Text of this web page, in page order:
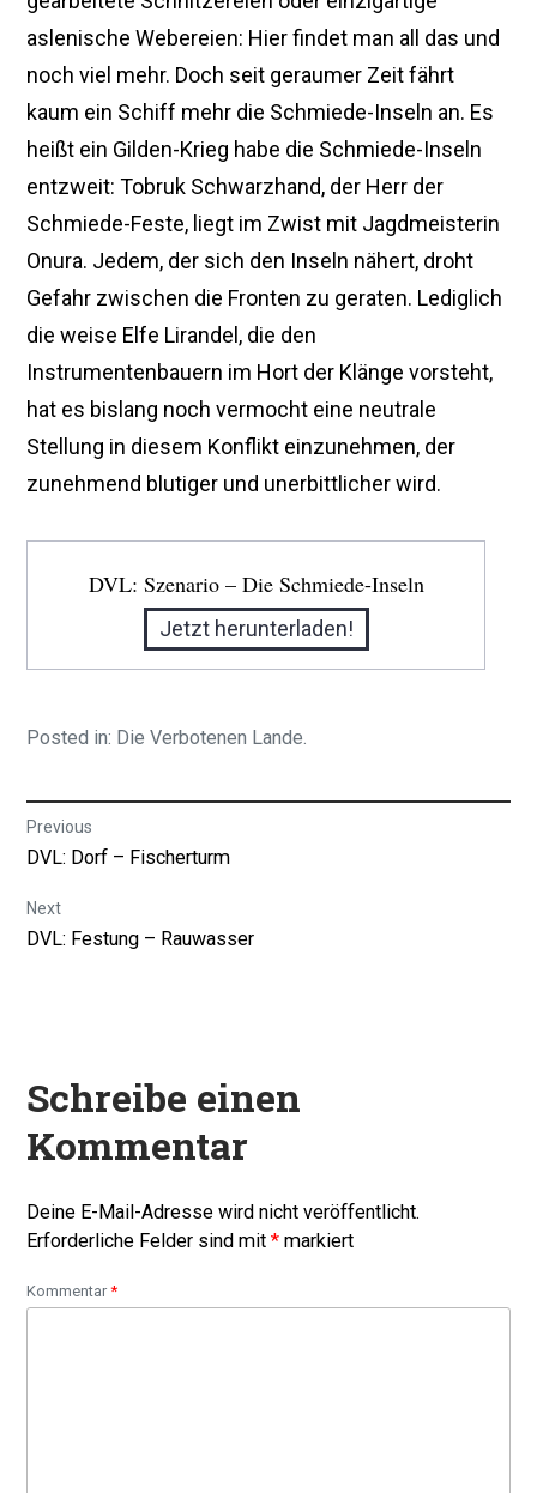
aslenische Webereien: Hier findet man all das und
noch viel mehr. Doch seit geraumer Zeit fährt
kaum ein Schiff mehr die Schmiede-Inseln an. Es
heißt ein Gilden-Krieg habe die Schmiede-Inseln
entzweit: Tobruk Schwarzhand, der Herr der
Schmiede-Feste, liegt im Zwist mit Jagdmeisterin
Onura. Jedem, der sich den Inseln nähert, droht
Gefahr zwischen die Fronten zu geraten. Lediglich
die weise Elfe Lirandel, die den
Instrumentenbauern im Hort der Klänge vorsteht,
hat es bislang noch vermocht eine neutrale
Stellung in diesem Konflikt einzunehmen, der
zunehmend blutiger und unerbittlicher wird.
DVL: Szenario – Die Schmiede-Inseln
Jetzt herunterladen!
Posted in: Die Verbotenen Lande.
Beitrags-
Navigation
Previous
Previous
DVL: Dorf – Fischerturm
Next
Next
DVL: Festung – Rauwasser
Schreibe einen
Kommentar
Deine E-Mail-Adresse wird nicht veröffentlicht.
Erforderliche Felder sind mit* markiert
Kommentar*